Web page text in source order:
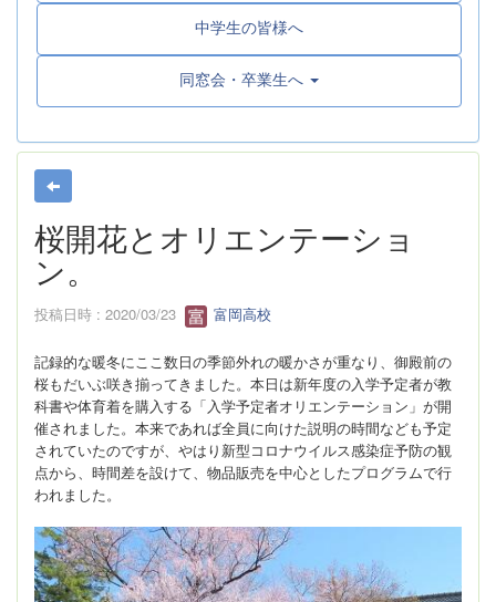
中学生の皆様へ
同窓会・卒業生へ
桜開花とオリエンテーショ
ン。
投稿日時 : 2020/03/23 富岡高校
記録的な暖冬にここ数日の季節外れの暖かさが重なり、御殿前の
桜もだいぶ咲き揃ってきました。本日は新年度の入学予定者が教
科書や体育着を購入する「入学予定者オリエンテーション」が開
催されました。本来であれば全員に向けた説明の時間なども予定
されていたのですが、やはり新型コロナウイルス感染症予防の観
点から、時間差を設けて、物品販売を中心としたプログラムで行
われました。